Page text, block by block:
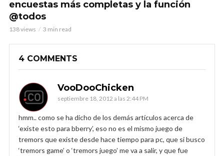
encuestas más completas y la función
@todos
138 views 3 min read
4 COMMENTS
VooDooChicken
septiembre 18, 2012 a las 2:44 PM
hmm.. como se ha dicho de los demás artículos acerca de
‘existe esto para bberry’, eso no es el mismo juego de
tremors que existe desde hace tiempo para pc, que si busco
‘tremors game’ o ‘tremors juego’ me va a salir, y que fue